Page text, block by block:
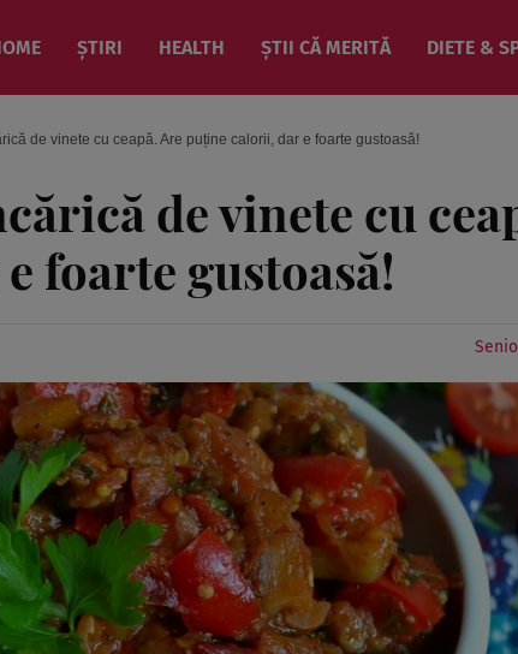
ȘTIRI HEALTH ȘTII CĂ MERITĂ DIETE &
de vinete cu ceapă. Are puține calorii, dar e foarte gustoasă!
de vinete cu
foarte gustoasă!